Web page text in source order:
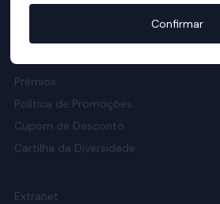
Prêmios
Política de Promoções
Cupom de Desconto
Cartilha da Diversidade
Extranet
Confirmar